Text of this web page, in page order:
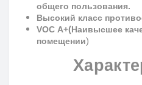
общего пользования.
Высокий класс
VOC A+(Наивысшее
помещении)